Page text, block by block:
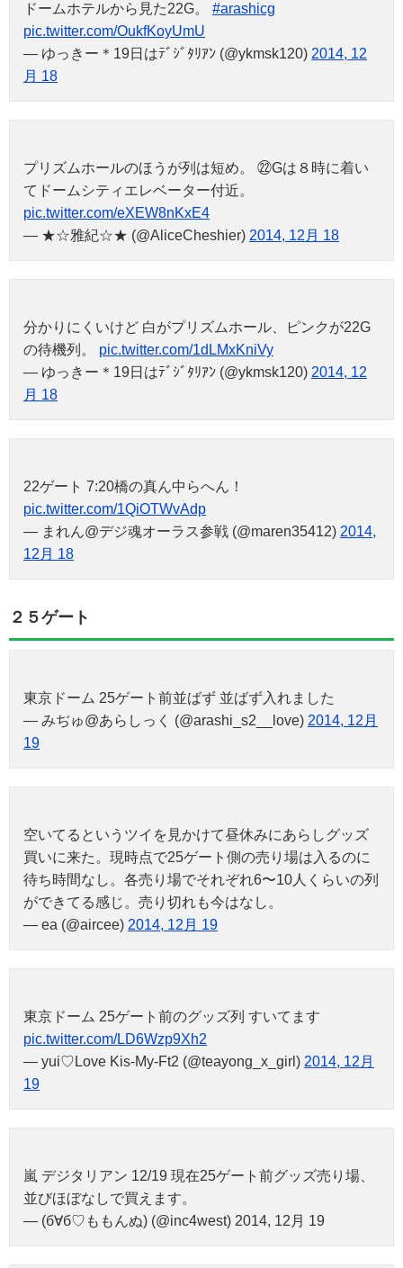
ドームホテルから見た22G。 #arashicg
pic.twitter.com/OukfKoyUmU
— ゆっきー＊19日はﾃﾞｼﾞﾀﾘｱﾝ (@ykmsk120) 2014, 12
月 18
プリズムホールのほうが列は短め。 ㉒Gは８時に着い
てドームシティエレベーター付近。
pic.twitter.com/eXEW8nKxE4
— ★☆雅紀☆★ (@AliceCheshier) 2014, 12月 18
分かりにくいけど 白がプリズムホール、ピンクが22G
の待機列。 pic.twitter.com/1dLMxKniVy
— ゆっきー＊19日はﾃﾞｼﾞﾀﾘｱﾝ (@ykmsk120) 2014, 12
月 18
22ゲート 7:20橋の真ん中らへん！
pic.twitter.com/1QiOTWvAdp
— まれん@デジ魂オーラス参戦 (@maren35412) 2014,
12月 18
２５ゲート
東京ドーム 25ゲート前並ばず 並ばず入れました
— みぢゅ@あらしっく (@arashi_s2__love) 2014, 12月
19
空いてるというツイを見かけて昼休みにあらしグッズ
買いに来た。現時点で25ゲート側の売り場は入るのに
待ち時間なし。各売り場でそれぞれ6〜10人くらいの列
ができてる感じ。売り切れも今はなし。
— ea (@aircee) 2014, 12月 19
東京ドーム 25ゲート前のグッズ列 すいてます
pic.twitter.com/LD6Wzp9Xh2
— yui♡Love Kis-My-Ft2 (@teayong_x_girl) 2014, 12月
19
嵐 デジタリアン 12/19 現在25ゲート前グッズ売り場、
並びほぼなしで買えます。
— (б∀б♡ももんぬ) (@inc4west) 2014, 12月 19